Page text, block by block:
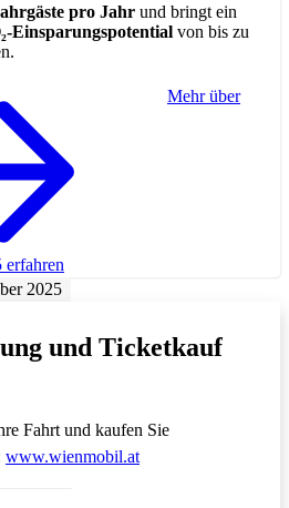
pro Jahr und bringt ein
Einsparungspotential von bis zu
Mehr über
2025
und Ticketkauf
Fahrt und kaufen Sie
www.wienmobil.atÖffnet in einem